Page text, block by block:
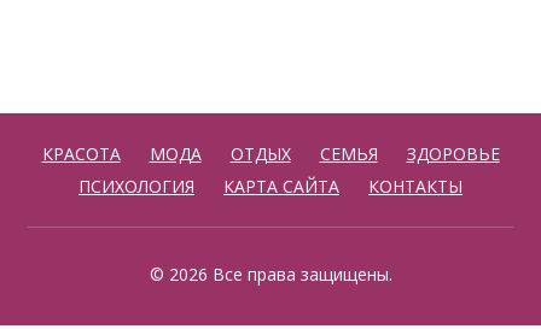
КРАСОТА МОДА ОТДЫХ СЕМЬЯ
ЗДОРОВЬЕ
ПСИХОЛОГИЯ
КАРТА САЙТА КОНТАКТЫ
© 2026 Все права защищены.